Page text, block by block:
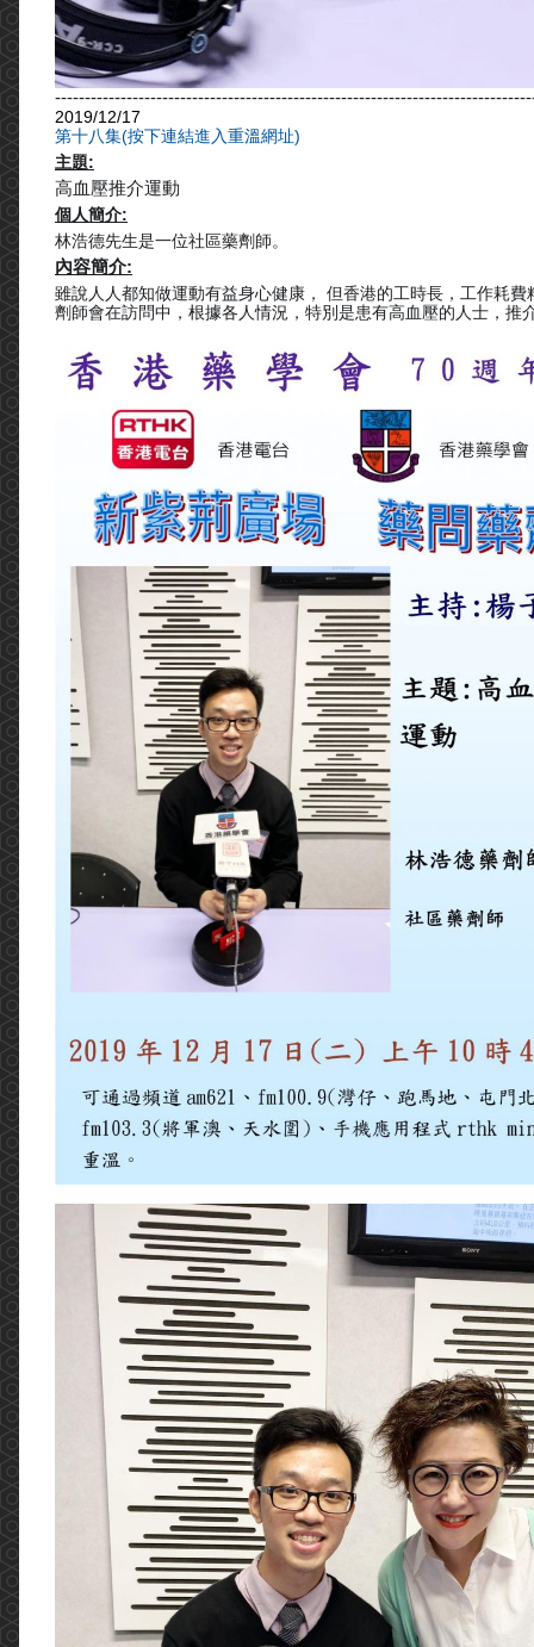
2019/12/17
第十八集(按下連結進入重溫網址)
主題:
高血壓推介運動
個人簡介:
林浩德先生是一位社區藥劑師。
內容簡介:
雖說人人都知做運動有益身心健康， 但香港的工時長，工作耗費
劑師會在訪問中，根據各人情況，特別是患有高血壓的人士，推